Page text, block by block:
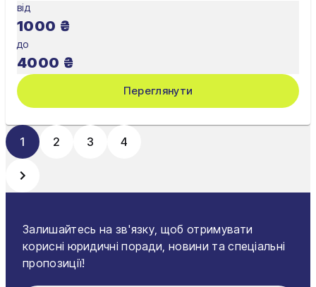
від
1000 ₴
до
4000 ₴
Переглянути
1 2 3 4
Залишайтесь на зв'язку, щоб отримувати
корисні юридичні поради, новини та спеціальні
пропозиції!